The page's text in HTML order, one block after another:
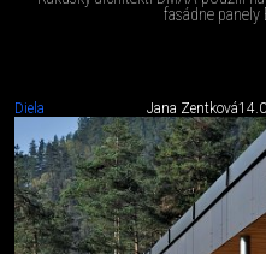
fasádne panely
Diela Jana Zentková